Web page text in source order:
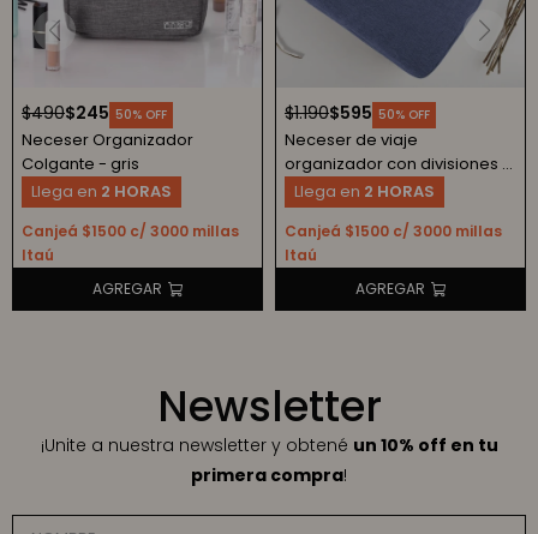
$245
$490 50
Neceser Organizador
Colgante - gris
Canjeá $1500 c/ 3000 millas
Itaú
Llega en 2 HORAS
$595
$1.190 50
Neceser de viaje
organizador con divisiones -
azul
Canjeá $1500 c/ 3000 millas
Itaú
Llega en 2 HORAS
Newsletter
¡Unite a nuestra newsletter y obtené un 10% off en tu
primera compra!